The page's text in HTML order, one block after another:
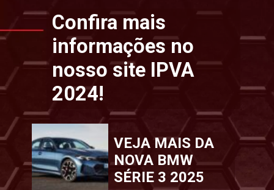
VEJA MAIS DA
NOVA BMW
SÉRIE 3 2025
Confira mais
informações no
nosso site IPVA
2024!